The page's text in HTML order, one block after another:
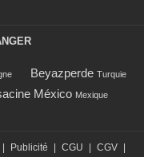
Beyazperde Turquie
México Mexique
Publicité CGU CGV